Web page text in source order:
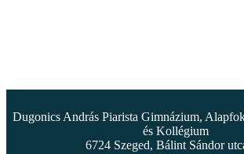
Dugonics András Piarista Gimnázium,
és Kollégium
6724 Szeged, Bálint Sándor